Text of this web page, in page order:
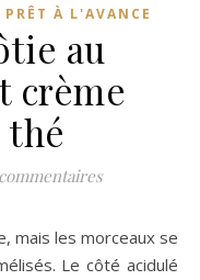
PRÊT À L'AVANCE
au
crème
thé
Le côté acidulé